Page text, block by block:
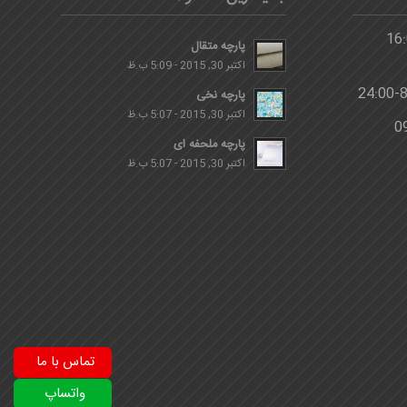
تماس با ما
واتساپ
پارچه متقال
اکتبر 30, 2015 - 5:09 ب.ظ
پارچه نخی
اکتبر 30, 2015 - 5:07 ب.ظ
پارچه ملحفه ای
اکتبر 30, 2015 - 5:07 ب.ظ